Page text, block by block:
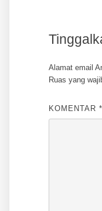
Alamat email
Ruas yang
KOMENTAR *